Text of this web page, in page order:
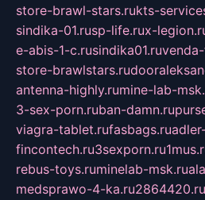
store-brawl-stars.rukts-
sindika-01.rusp-life.rux-
e-abis-1-c.rusindika01.ru
store-brawlstars.ru
antenna-highly.rumine-lab-
3-sex-porn.ruban-damn.ru
viagra-tablet.rufasbags.ru
fincontech.ru3sexporn.ru
rebus-toys.ruminelab-msk.ru
medsprawo-4-ka.ru2864420.ru